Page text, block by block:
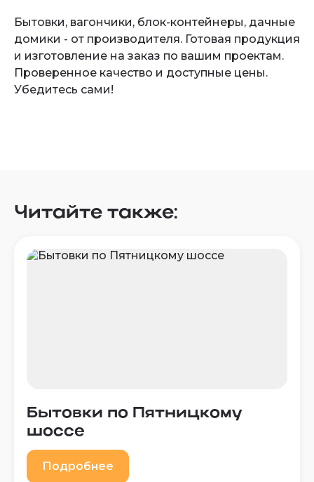
Бытовки, вагончики, блок-контейнеры, дачные
домики - от производителя. Готовая продукция
и изготовление на заказ по вашим проектам.
Проверенное качество и доступные цены.
Убедитесь сами!
Читайте также:
Бытовки по Пятницкому
шоссе
Подробнее